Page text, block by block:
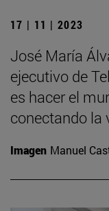
17 | 11 | 2023
José María
ejecutivo de
es hacer el
conectando la
Imagen Manuel